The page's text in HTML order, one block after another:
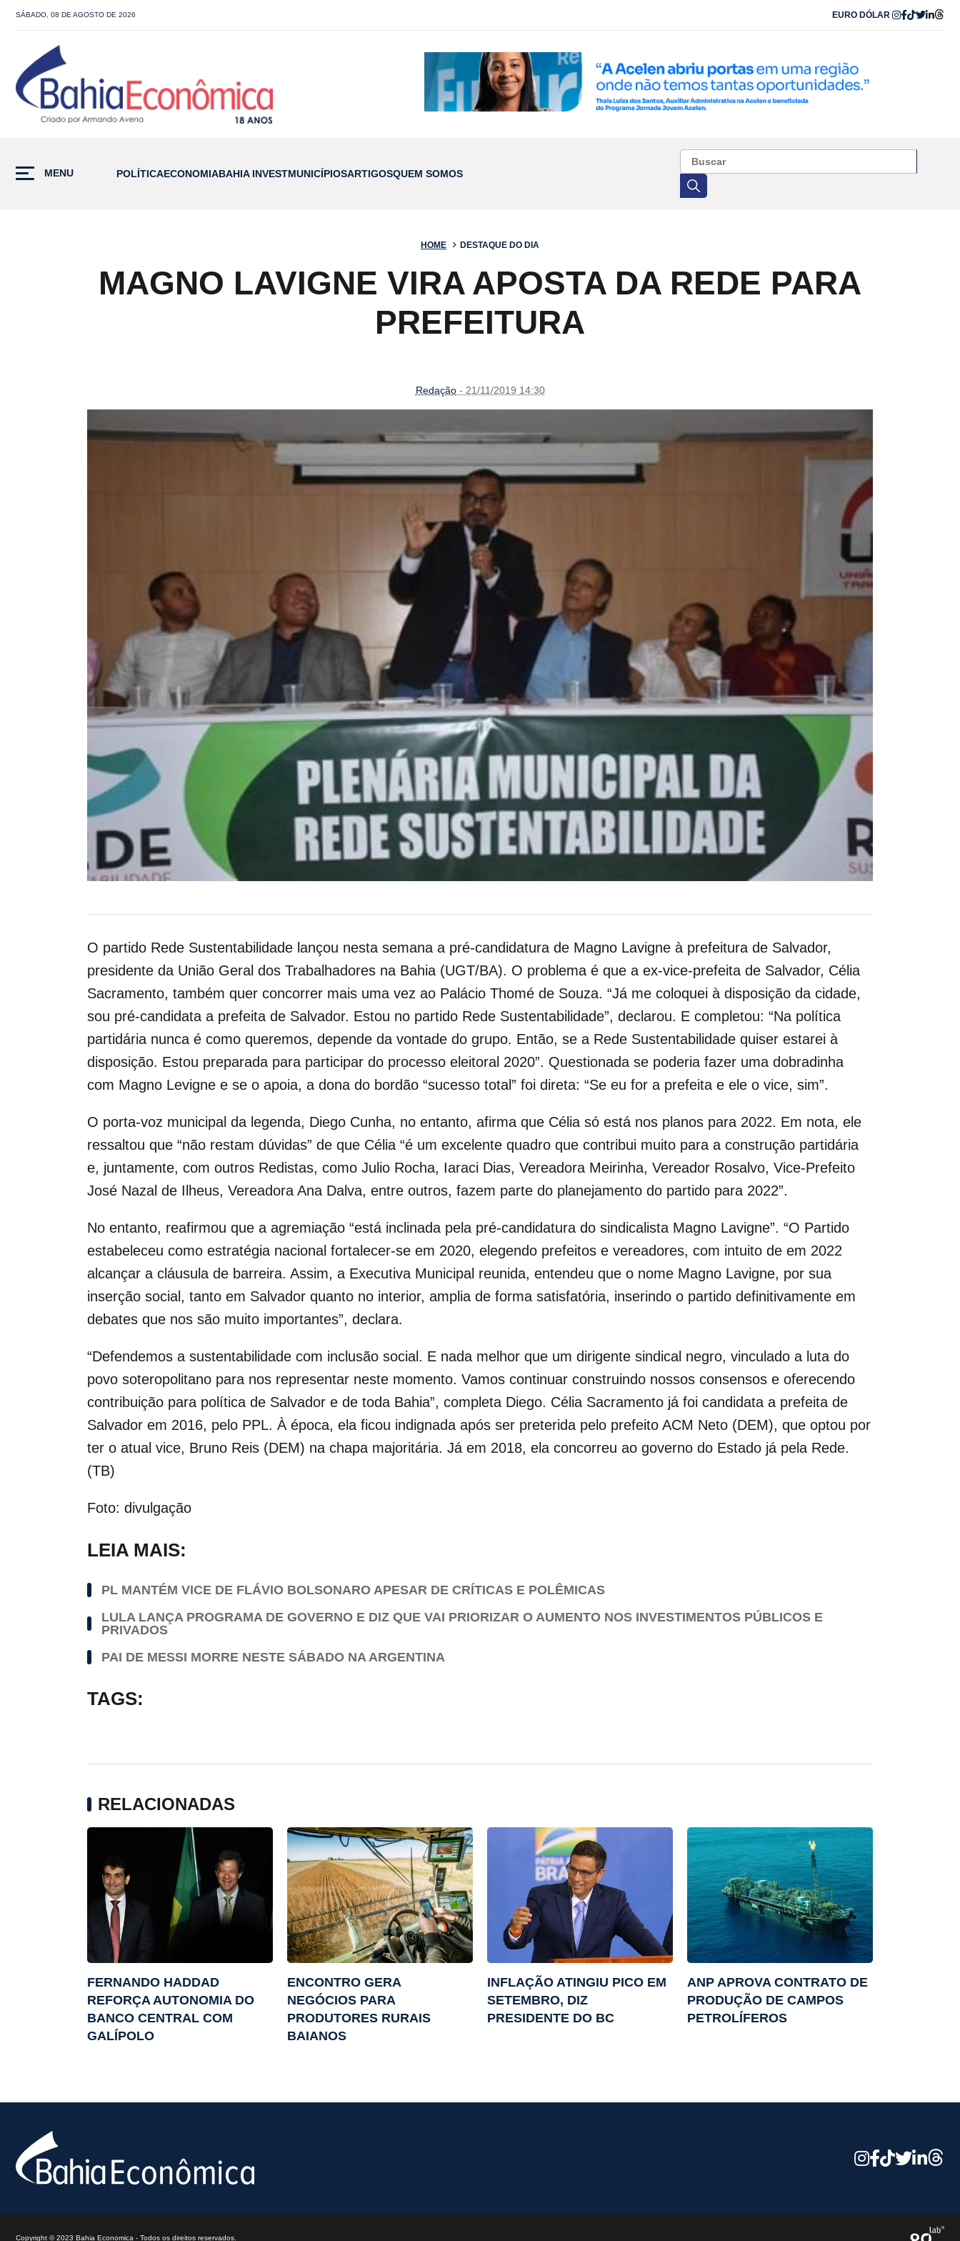
SÁBADO, 08 DE AGOSTO DE 2026 EURO DÓLAR
MENU POLÍTICAECONOMIABAHIA INVESTMUNICÍPIOSARTIGOSQUEM SOMOS
HOME DESTAQUE DO DIA
MAGNO LAVIGNE VIRA APOSTA DA REDE PARA
PREFEITURA
Redação- 21/11/2019 14:30
O partido Rede Sustentabilidade lançou nesta semana a pré-candidatura de Magno Lavigne à prefeitura de Salvador,
presidente da União Geral dos Trabalhadores na Bahia (UGT/BA). O problema é que a ex-vice-prefeita de Salvador, Célia
Sacramento, também quer concorrer mais uma vez ao Palácio Thomé de Souza. “Já me coloquei à disposição da cidade,
sou pré-candidata a prefeita de Salvador. Estou no partido Rede Sustentabilidade”, declarou. E completou: “Na política
partidária nunca é como queremos, depende da vontade do grupo. Então, se a Rede Sustentabilidade quiser estarei à
disposição. Estou preparada para participar do processo eleitoral 2020”. Questionada se poderia fazer uma dobradinha
com Magno Levigne e se o apoia, a dona do bordão “sucesso total” foi direta: “Se eu for a prefeita e ele o vice, sim”.
O porta-voz municipal da legenda, Diego Cunha, no entanto, afirma que Célia só está nos planos para 2022. Em nota, ele
ressaltou que “não restam dúvidas” de que Célia “é um excelente quadro que contribui muito para a construção partidária
e, juntamente, com outros Redistas, como Julio Rocha, Iaraci Dias, Vereadora Meirinha, Vereador Rosalvo, Vice-Prefeito
José Nazal de Ilheus, Vereadora Ana Dalva, entre outros, fazem parte do planejamento do partido para 2022”.
No entanto, reafirmou que a agremiação “está inclinada pela pré-candidatura do sindicalista Magno Lavigne”. “O Partido
estabeleceu como estratégia nacional fortalecer-se em 2020, elegendo prefeitos e vereadores, com intuito de em 2022
alcançar a cláusula de barreira. Assim, a Executiva Municipal reunida, entendeu que o nome Magno Lavigne, por sua
inserção social, tanto em Salvador quanto no interior, amplia de forma satisfatória, inserindo o partido definitivamente em
debates que nos são muito importantes”, declara.
“Defendemos a sustentabilidade com inclusão social. E nada melhor que um dirigente sindical negro, vinculado a luta do
povo soteropolitano para nos representar neste momento. Vamos continuar construindo nossos consensos e oferecendo
contribuição para política de Salvador e de toda Bahia”, completa Diego. Célia Sacramento já foi candidata a prefeita de
Salvador em 2016, pelo PPL. À época, ela ficou indignada após ser preterida pelo prefeito ACM Neto (DEM), que optou por
ter o atual vice, Bruno Reis (DEM) na chapa majoritária. Já em 2018, ela concorreu ao governo do Estado já pela Rede.
(TB)
Foto: divulgação
LEIA MAIS:
PL MANTÉM VICE DE FLÁVIO BOLSONARO APESAR DE CRÍTICAS E POLÊMICAS
LULA LANÇA PROGRAMA DE GOVERNO E DIZ QUE VAI PRIORIZAR O AUMENTO NOS INVESTIMENTOS PÚBLICOS E
PRIVADOS
PAI DE MESSI MORRE NESTE SÁBADO NA ARGENTINA
TAGS:
RELACIONADAS
FERNANDO HADDAD
REFORÇA AUTONOMIA DO
BANCO CENTRAL COM
GALÍPOLO
ENCONTRO GERA
NEGÓCIOS PARA
PRODUTORES RURAIS
BAIANOS
INFLAÇÃO ATINGIU PICO EM
SETEMBRO, DIZ
PRESIDENTE DO BC
ANP APROVA CONTRATO DE
PRODUÇÃO DE CAMPOS
PETROLÍFEROS
Copyright © 2023 Bahia Economica - Todos os direitos reservados.